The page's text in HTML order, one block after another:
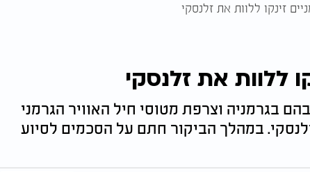
זינקו ללוות את זלנסקי
ללוות את זלנסקי
בגרמניה וצרפת מטוסי חיל האוויר הגרמני
במהלך הביקור חתם על הסכמים לסיוע